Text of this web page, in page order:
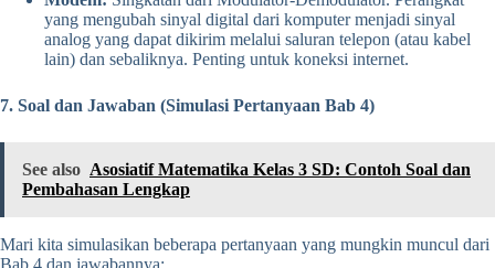
yang mengubah sinyal digital dari komputer menjadi sinyal
analog yang dapat dikirim melalui saluran telepon (atau kabel
lain) dan sebaliknya. Penting untuk koneksi internet.
7. Soal dan Jawaban (Simulasi Pertanyaan Bab 4)
See also Asosiatif Matematika Kelas 3 SD: Contoh Soal dan
Pembahasan Lengkap
Mari kita simulasikan beberapa pertanyaan yang mungkin muncul dari
Bab 4 dan jawabannya: